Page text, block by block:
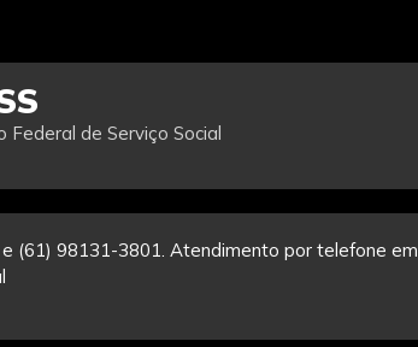
Federal de Serviço Social
(61) 98131-3801. Atendimento por telefone em